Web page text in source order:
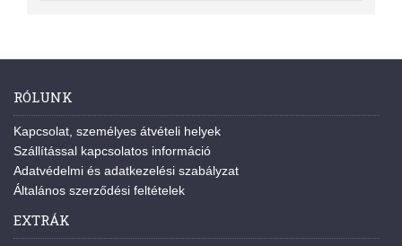
RÓLUNK
Kapcsolat, személyes átvételi helyek
Szállítással kapcsolatos információ
Adatvédelmi és adatkezelési szabályzat
Általános szerződési feltételek
EXTRÁK